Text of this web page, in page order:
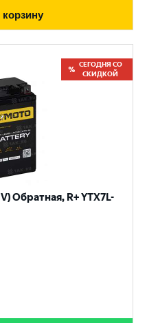
СЕГОДНЯ СО
СКИДКОЙ
Обратная, R+ YTX7L-